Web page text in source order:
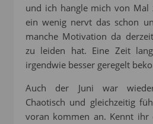
und ich hangle mich von
ein wenig nervt das schon
manche Motivation da
zu leiden hat. Eine Zeit
irgendwie besser geregelt
Auch der Juni war
Chaotisch und gleichzeitig
voran kommen an. Kennt ihr